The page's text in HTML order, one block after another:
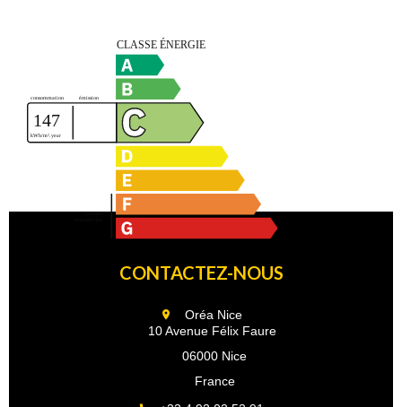
CONTACTEZ-NOUS
Oréa Nice
10 Avenue Félix Faure
06000 Nice
France